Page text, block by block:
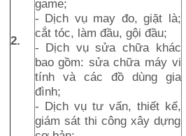
2.
game;
- Dịch vụ may đo, giặt là;
cắt tóc, làm đầu, gội đầu;
- Dịch vụ sửa chữa khác
bao gồm: sửa chữa máy vi
tính và các đồ dùng gia
đình;
- Dịch vụ tư vấn, thiết kế,
giám sát thi công xây dựng